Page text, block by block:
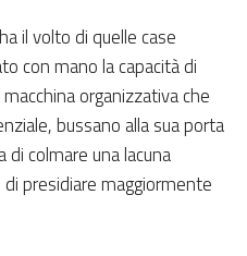
il volto di quelle case
con mano la capacità di
organizzativa che
bussano alla sua porta
di colmare una lacuna
presidiare maggiormente